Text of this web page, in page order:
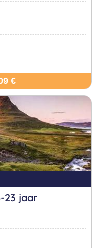
€
23 jaar